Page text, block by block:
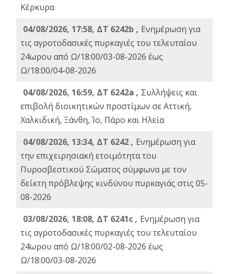
Κέρκυρα
04/08/2026, 17:58, ΔΤ 6242b , Ενημέρωση για
τις αγροτοδασικές πυρκαγιές του τελευταίου
24ωρου από Ω/18:00/03-08-2026 έως
Ω/18:00/04-08-2026
04/08/2026, 16:59, ΔΤ 6242a , Συλλήψεις και
επιβολή διοικητικών προστίμων σε Αττική,
Χαλκιδική, Ξάνθη, Ίο, Πάρο και Ηλεία
04/08/2026, 13:34, ΔΤ 6242 , Ενημέρωση για
την επιχειρησιακή ετοιμότητα του
Πυροσβεστικού Σώματος σύμφωνα με τον
δείκτη πρόβλεψης κινδύνου πυρκαγιάς στις 05-
08-2026
03/08/2026, 18:08, ΔΤ 6241c , Ενημέρωση για
τις αγροτοδασικές πυρκαγιές του τελευταίου
24ωρου από Ω/18:00/02-08-2026 έως
Ω/18:00/03-08-2026